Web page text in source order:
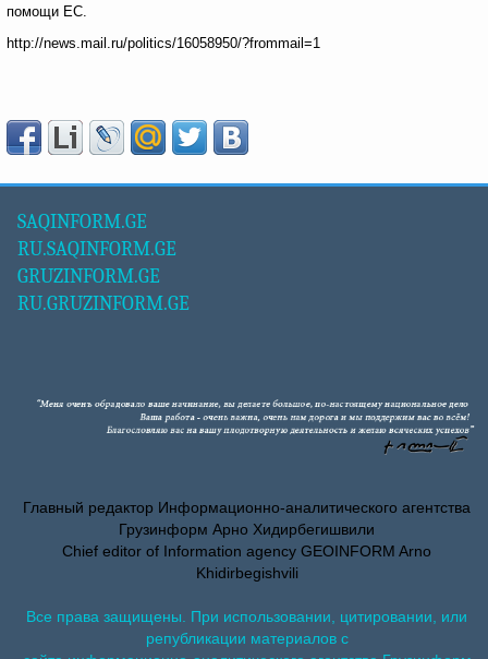
помощи ЕС.
http://news.mail.ru/politics/16058950/?frommail=1
SAQINFORM.GE
RU.SAQINFORM.GE
GRUZINFORM.GE
RU.GRUZINFORM.GE
Главный редактор Информационно-аналитического агентства
Грузинформ Арно Хидирбегишвили
Chief editor of Information agency GEOINFORM Arno
Khidirbegishvili
Все права защищены. При использовании, цитировании, или
републикации материалов с